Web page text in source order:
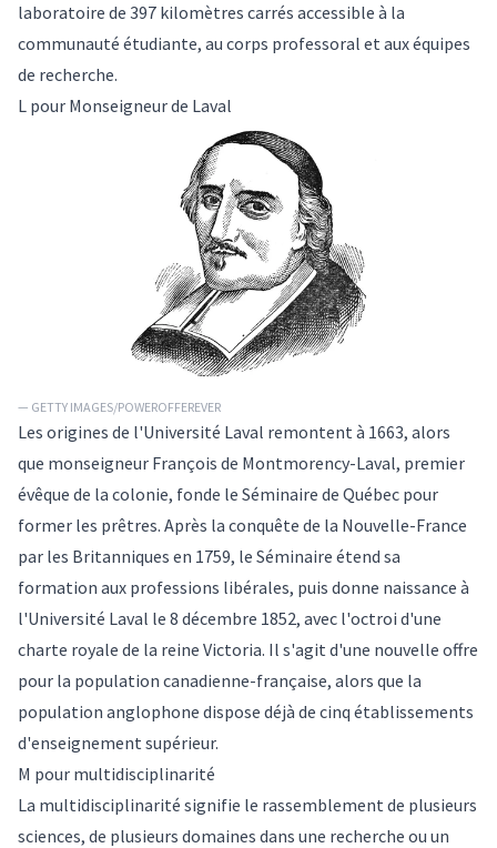
laboratoire de 397 kilomètres carrés accessible à la
communauté étudiante, au corps professoral et aux équipes
de recherche.
L pour Monseigneur de Laval
— GETTY IMAGES/POWEROFFEREVER
Les origines de l'Université Laval remontent à 1663, alors
que monseigneur François de Montmorency-Laval, premier
évêque de la colonie, fonde le Séminaire de Québec pour
former les prêtres. Après la conquête de la Nouvelle-France
par les Britanniques en 1759, le Séminaire étend sa
formation aux professions libérales, puis donne naissance à
l'Université Laval le 8 décembre 1852, avec l'octroi d'une
charte royale de la reine Victoria. Il s'agit d'une nouvelle offre
pour la population canadienne-française, alors que la
population anglophone dispose déjà de cinq établissements
d'enseignement supérieur.
M pour multidisciplinarité
La multidisciplinarité signifie le rassemblement de plusieurs
sciences, de plusieurs domaines dans une recherche ou un